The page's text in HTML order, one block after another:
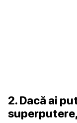
2. Dacă ai